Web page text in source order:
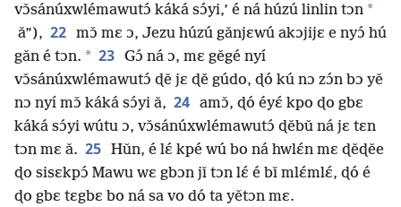
vɔ̌sánúxwlémawutɔ́ káká sɔ́yi,’ é ná húzú linlin tɔn *
ǎ”), 22 mɔ̌ mɛ ɔ, Jezu húzú gǎnjɛwú akɔjijɛ e nyɔ́ hú
gǎn é tɔn. * 23 Gɔ́ ná ɔ, mɛ gěgé nyí
vɔ̌sánúxwlémawutɔ́ ɖě jɛ ɖě gúdo, ɖó kú nɔ zɔ́n bɔ yě
nɔ nyí mɔ̌ káká sɔ́yi ǎ, 24 amɔ̌, ɖó éyɛ́ kpo ɖo gbɛ
káká sɔ́yi wútu ɔ, vɔ̌sánúxwlémawutɔ́ ɖěbǔ ná jɛ tɛn
tɔn mɛ ǎ. 25 Hǔn, é lɛ́ kpé wú bo ná hwlɛ́n mɛ ɖěɖěe
ɖo sisɛkpɔ́ Mawu wɛ gbɔn jǐ tɔn lɛ́ é bǐ mlɛ́mlɛ́, ɖó é
ɖo gbɛ tɛgbɛ bo ná sa vo dó ta yětɔn mɛ.